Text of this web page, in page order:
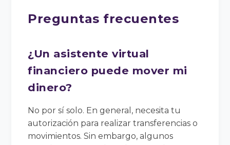
Preguntas frecuentes
¿Un asistente virtual
financiero puede mover mi
dinero?
No por sí solo. En general, necesita tu
autorización para realizar transferencias o
movimientos. Sin embargo, algunos